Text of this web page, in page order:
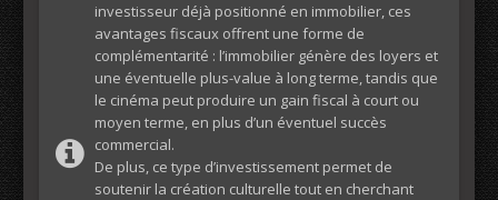
investisseur déjà positionné en immobilier, ces
avantages fiscaux offrent une forme de
complémentarité : l’immobilier génère des loyers et
une éventuelle plus-value à long terme, tandis que
le cinéma peut produire un gain fiscal à court ou
moyen terme, en plus d’un éventuel succès
commercial.
De plus, ce type d’investissement permet de
soutenir la création culturelle tout en cherchant